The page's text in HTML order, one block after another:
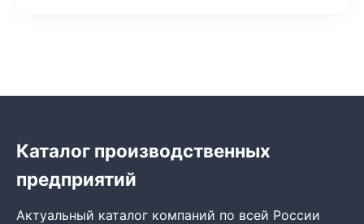
Каталог производственных
предприятий
Актуальный каталог компаний по всей России